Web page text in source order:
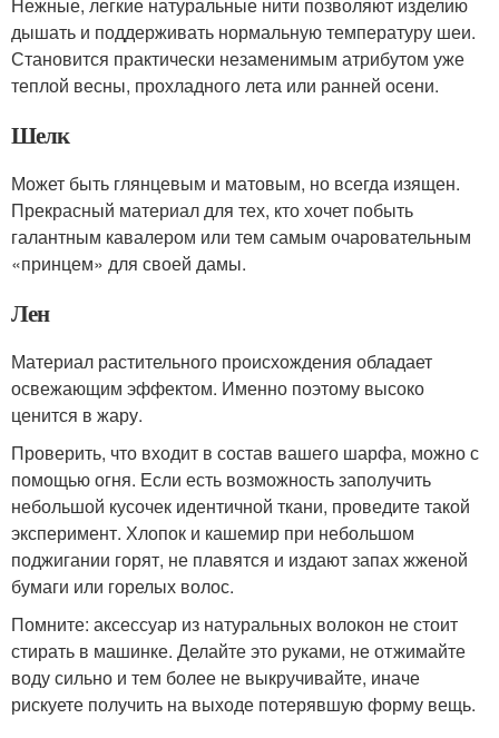
Нежные, легкие натуральные нити позволяют изделию
дышать и поддерживать нормальную температуру шеи.
Становится практически незаменимым атрибутом уже
теплой весны, прохладного лета или ранней осени.
Шелк
Может быть глянцевым и матовым, но всегда изящен.
Прекрасный материал для тех, кто хочет побыть
галантным кавалером или тем самым очаровательным
«принцем» для своей дамы.
Лен
Материал растительного происхождения обладает
освежающим эффектом. Именно поэтому высоко
ценится в жару.
Проверить, что входит в состав вашего шарфа, можно с
помощью огня. Если есть возможность заполучить
небольшой кусочек идентичной ткани, проведите такой
эксперимент. Хлопок и кашемир при небольшом
поджигании горят, не плавятся и издают запах жженой
бумаги или горелых волос.
Помните: аксессуар из натуральных волокон не стоит
стирать в машинке. Делайте это руками, не отжимайте
воду сильно и тем более не выкручивайте, иначе
рискуете получить на выходе потерявшую форму вещь.